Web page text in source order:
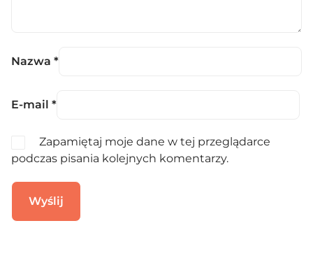
Nazwa *
E-mail *
Zapamiętaj moje dane w tej przeglądarce
podczas pisania kolejnych komentarzy.